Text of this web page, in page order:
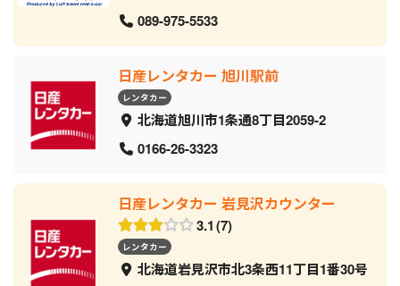
089-975-5533
日産レンタカー 旭川駅前
レンタカー
北海道旭川市1条通8丁目2059‐2
0166-26-3323
日産レンタカー 岩見沢カウンター
3.1 7
レンタカー
北海道岩見沢市北3条西11丁目1番30号